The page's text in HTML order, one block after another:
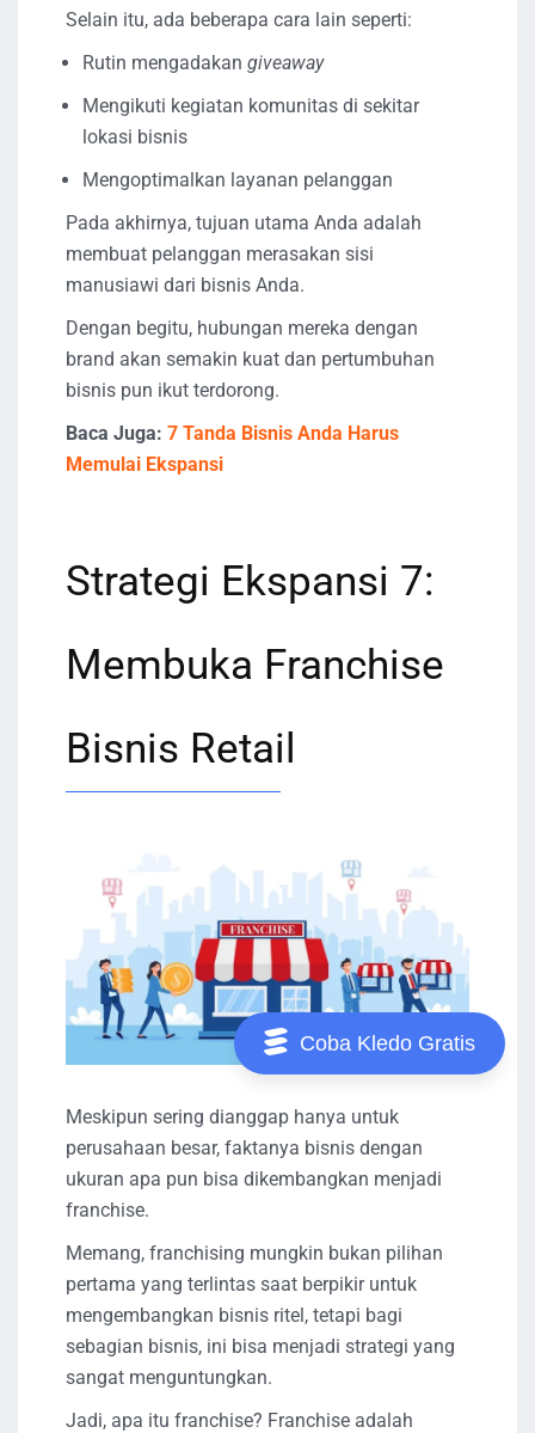
Selain itu, ada beberapa cara lain seperti:
Rutin mengadakan giveaway
Mengikuti kegiatan komunitas di sekitar
lokasi bisnis
Mengoptimalkan layanan pelanggan
Pada akhirnya, tujuan utama Anda adalah
membuat pelanggan merasakan sisi
manusiawi dari bisnis Anda.
Dengan begitu, hubungan mereka dengan
brand akan semakin kuat dan pertumbuhan
bisnis pun ikut terdorong.
Baca Juga: 7 Tanda Bisnis Anda Harus
Memulai Ekspansi
Strategi Ekspansi 7:
Membuka Franchise
Bisnis Retail
Meskipun sering dianggap hanya untuk
perusahaan besar, faktanya bisnis dengan
ukuran apa pun bisa dikembangkan menjadi
franchise.
Memang, franchising mungkin bukan pilihan
pertama yang terlintas saat berpikir untuk
mengembangkan bisnis ritel, tetapi bagi
sebagian bisnis, ini bisa menjadi strategi yang
sangat menguntungkan.
Jadi, apa itu franchise? Franchise adalah
Coba Kledo Gratis